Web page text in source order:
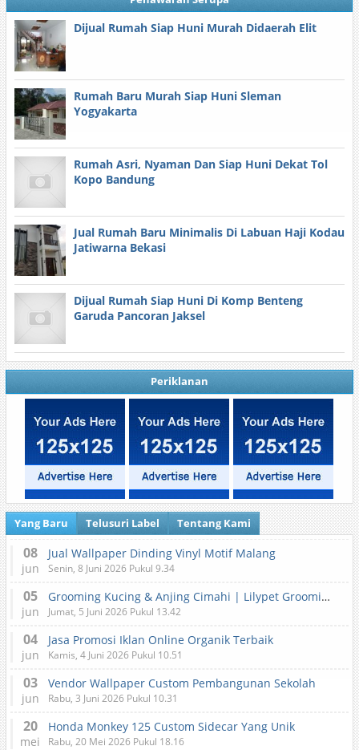
Dijual Rumah Siap Huni Murah Didaerah Elit
Rumah Baru Murah Siap Huni Sleman
Yogyakarta
Rumah Asri, Nyaman Dan Siap Huni Dekat Tol
Kopo Bandung
Jual Rumah Baru Minimalis Di Labuan Haji Kodau
Jatiwarna Bekasi
Dijual Rumah Siap Huni Di Komp Benteng
Garuda Pancoran Jaksel
Periklanan
Yang Baru Telusuri Label Tentang Kami
08
jun
Jual Wallpaper Dinding Vinyl Motif Malang
Senin, 8 Juni 2026 Pukul 9.34
05
jun
Grooming Kucing & Anjing Cimahi | Lilypet Grooming & Pet Hotel
Jumat, 5 Juni 2026 Pukul 13.42
04
jun
Jasa Promosi Iklan Online Organik Terbaik
Kamis, 4 Juni 2026 Pukul 10.51
03
jun
Vendor Wallpaper Custom Pembangunan Sekolah
Rabu, 3 Juni 2026 Pukul 10.31
20
mei
Honda Monkey 125 Custom Sidecar Yang Unik
Rabu, 20 Mei 2026 Pukul 18.16